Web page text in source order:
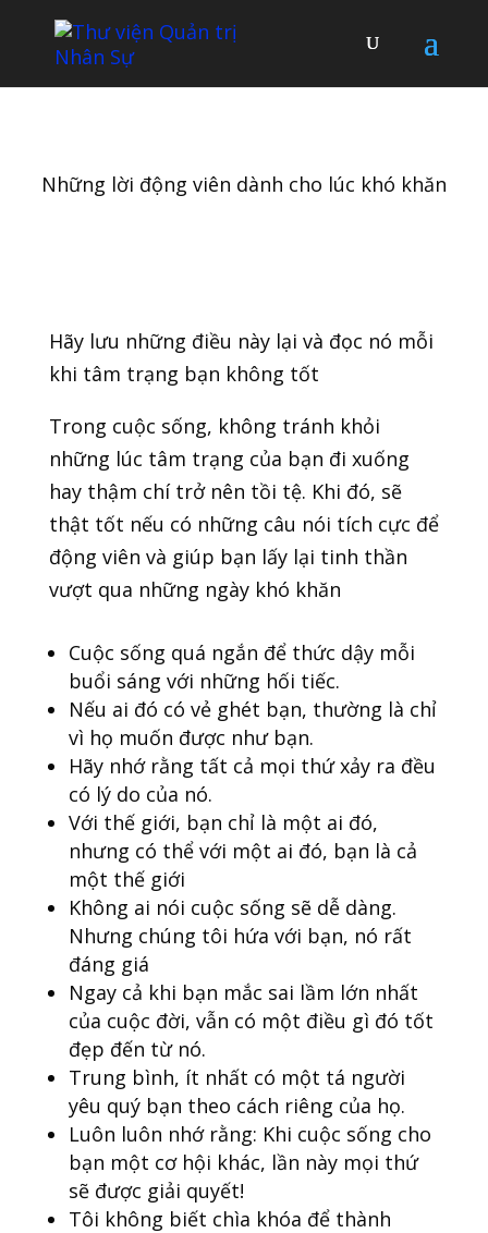
Những lời động viên dành cho lúc khó khăn
Hãy lưu những điều này lại và đọc nó mỗi
khi tâm trạng bạn không tốt
Trong cuộc sống, không tránh khỏi
những lúc tâm trạng của bạn đi xuống
hay thậm chí trở nên tồi tệ. Khi đó, sẽ
thật tốt nếu có những câu nói tích cực để
động viên và giúp bạn lấy lại tinh thần
vượt qua những ngày khó khăn
Cuộc sống quá ngắn để thức dậy mỗi
buổi sáng với những hối tiếc.
Nếu ai đó có vẻ ghét bạn, thường là chỉ
vì họ muốn được như bạn.
Hãy nhớ rằng tất cả mọi thứ xảy ra đều
có lý do của nó.
Với thế giới, bạn chỉ là một ai đó,
nhưng có thể với một ai đó, bạn là cả
một thế giới
Không ai nói cuộc sống sẽ dễ dàng.
Nhưng chúng tôi hứa với bạn, nó rất
đáng giá
Ngay cả khi bạn mắc sai lầm lớn nhất
của cuộc đời, vẫn có một điều gì đó tốt
đẹp đến từ nó.
Trung bình, ít nhất có một tá người
yêu quý bạn theo cách riêng của họ.
Luôn luôn nhớ rằng: Khi cuộc sống cho
bạn một cơ hội khác, lần này mọi thứ
sẽ được giải quyết!
Tôi không biết chìa khóa để thành